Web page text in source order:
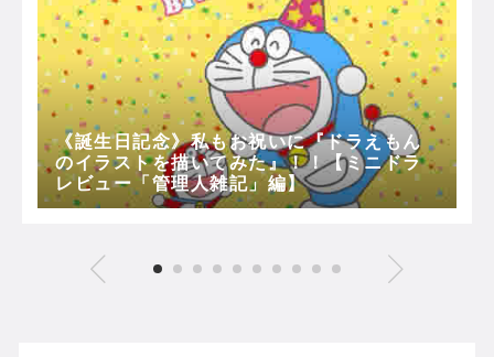
《誕生日記念》私もお祝いに『ドラえもん
のイラストを描いてみた』！！【ミニドラ
レビュー「管理人雑記」編】